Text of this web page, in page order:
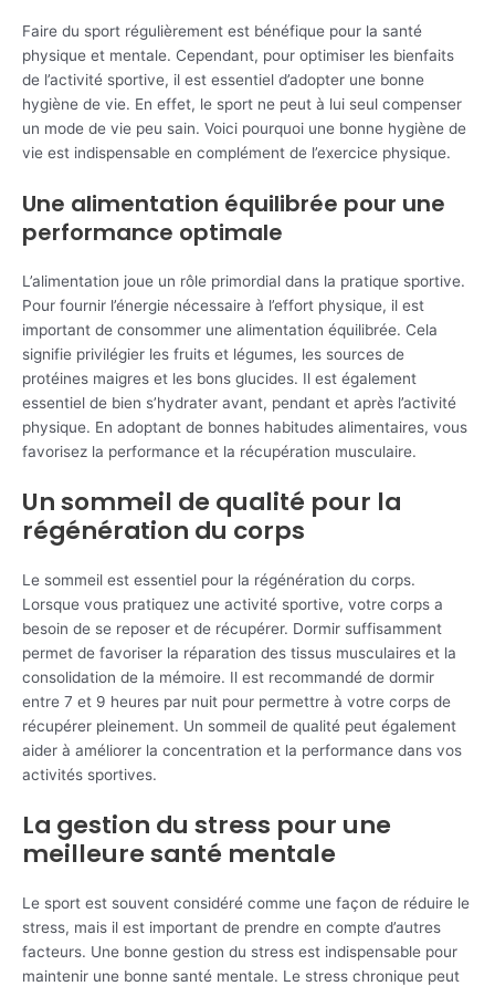
Faire du sport régulièrement est bénéfique pour la santé
physique et mentale. Cependant, pour optimiser les bienfaits
de l’activité sportive, il est essentiel d’adopter une bonne
hygiène de vie. En effet, le sport ne peut à lui seul compenser
un mode de vie peu sain. Voici pourquoi une bonne hygiène de
vie est indispensable en complément de l’exercice physique.
Une alimentation équilibrée pour une
performance optimale
L’alimentation joue un rôle primordial dans la pratique sportive.
Pour fournir l’énergie nécessaire à l’effort physique, il est
important de consommer une alimentation équilibrée. Cela
signifie privilégier les fruits et légumes, les sources de
protéines maigres et les bons glucides. Il est également
essentiel de bien s’hydrater avant, pendant et après l’activité
physique. En adoptant de bonnes habitudes alimentaires, vous
favorisez la performance et la récupération musculaire.
Un sommeil de qualité pour la
régénération du corps
Le sommeil est essentiel pour la régénération du corps.
Lorsque vous pratiquez une activité sportive, votre corps a
besoin de se reposer et de récupérer. Dormir suffisamment
permet de favoriser la réparation des tissus musculaires et la
consolidation de la mémoire. Il est recommandé de dormir
entre 7 et 9 heures par nuit pour permettre à votre corps de
récupérer pleinement. Un sommeil de qualité peut également
aider à améliorer la concentration et la performance dans vos
activités sportives.
La gestion du stress pour une
meilleure santé mentale
Le sport est souvent considéré comme une façon de réduire le
stress, mais il est important de prendre en compte d’autres
facteurs. Une bonne gestion du stress est indispensable pour
maintenir une bonne santé mentale. Le stress chronique peut